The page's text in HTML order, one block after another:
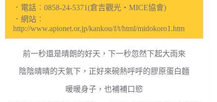
．電話︰0858-24-5371(倉吉觀光・MICE協會)
．網站︰
http://www.apionet.or.jp/kankou/f/t/html/midokoro1.htm
前一秒還是晴朗的好天，下一秒忽然下起大雨來
陰陰晴晴的天氣下，正好來碗熱呼呼的膠原蛋白麵
暖暖身子，也補補口慾